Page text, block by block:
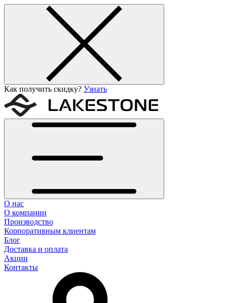
Как получить скидку? Узнать
О нас
О компании
Производство
Корпоративным клиентам
Блог
Доставка и оплата
Акции
Контакты